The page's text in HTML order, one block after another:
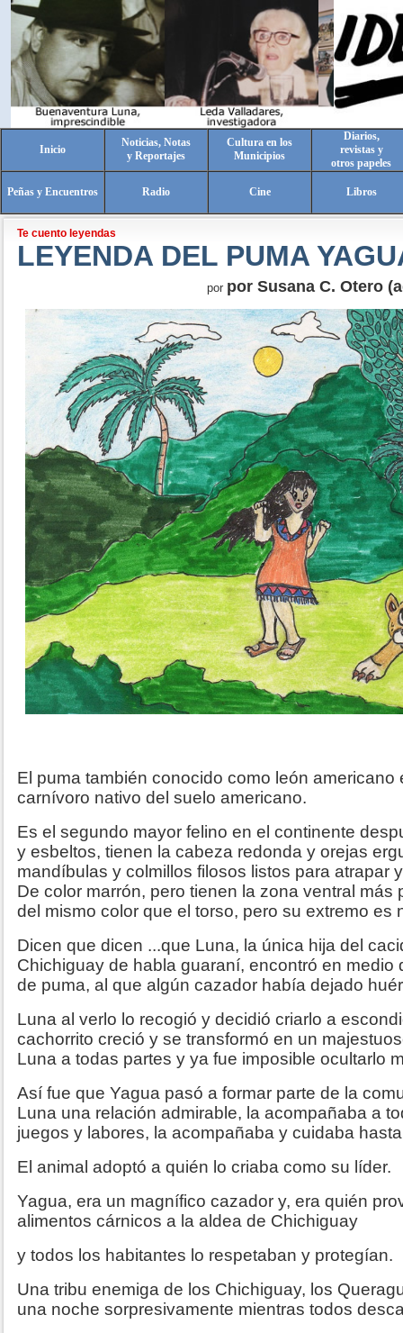
Inicio
Noticias, Notas
y Reportajes
Cultura en los
Municipios
Diarios,
revistas y
otros papeles
Peñas y Encuentros Radio Cine Libros
Te cuento leyendas
LEYENDA DEL PUMA
por por Susana C. Otero
El puma también conocido como león americano
carnívoro nativo del suelo americano.
Es el segundo mayor felino en el continente
y esbeltos, tienen la cabeza redonda y orejas
mandíbulas y colmillos filosos listos para atrapar
De color marrón, pero tienen la zona ventral más
del mismo color que el torso, pero su extremo
Dicen que dicen ...que Luna, la única hija del
Chichiguay de habla guaraní, encontró en medio
de puma, al que algún cazador había dejado
Luna al verlo lo recogió y decidió criarlo a
cachorrito creció y se transformó en un
Luna a todas partes y ya fue imposible ocultarlo
Así fue que Yagua pasó a formar parte de la
Luna una relación admirable, la acompañaba a
juegos y labores, la acompañaba y cuidaba
El animal adoptó a quién lo criaba como su líder.
Yagua, era un magnífico cazador y, era quién
alimentos cárnicos a la aldea de Chichiguay
y todos los habitantes lo respetaban y protegían.
Una tribu enemiga de los Chichiguay, los
una noche sorpresivamente mientras todos